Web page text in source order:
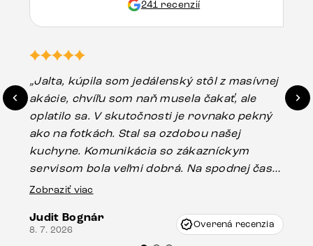
241 recenzií
„Jalta, kúpila som jedálenský stôl z masívnej
akácie, chvíľu som naň musela čakať, ale
oplatilo sa. V skutočnosti je rovnako pekný
ako na fotkách. Stal sa ozdobou našej
kuchyne. Komunikácia so zákazníckym
servisom bola veľmi dobrá. Na spodnej časti
stola bolo malé poškodenie, pravdepodobne
Vincze pri riešení mojej záležitosti pristúpili
veľmi korektne. Odporúčam produkty Delife
Zobraziť viac
Judit Bognár
8. 7. 2026 Overená recenzia